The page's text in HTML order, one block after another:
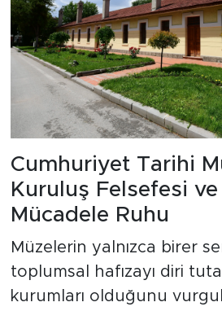
Cumhuriyet Tarihi
Kuruluş Felsefesi
Mücadele Ruhu
Müzelerin yalnızca birer
toplumsal hafızayı diri
kurumları olduğunu